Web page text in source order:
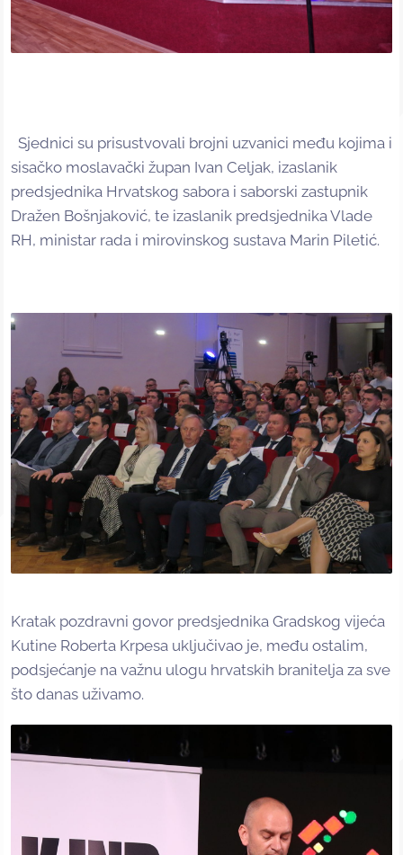
Sjednici su prisustvovali brojni uzvanici među kojima i
sisačko moslavački župan Ivan Celjak, izaslanik
predsjednika Hrvatskog sabora i saborski zastupnik
Dražen Bošnjaković, te izaslanik predsjednika Vlade
RH, ministar rada i mirovinskog sustava Marin Piletić.
Kratak pozdravni govor predsjednika Gradskog vijeća
Kutine Roberta Krpesa uključivao je, među ostalim,
podsjećanje na važnu ulogu hrvatskih branitelja za sve
što danas uživamo.